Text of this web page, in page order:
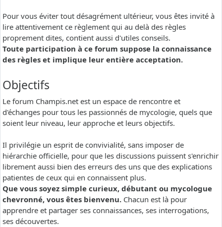
Pour vous éviter tout désagrément ultérieur, vous êtes invité à
lire attentivement ce règlement qui au delà des règles
proprement dites, contient aussi d'utiles conseils.
Toute participation à ce forum suppose la connaissance
des règles et implique leur entière acceptation.
Objectifs
Le forum Champis.net est un espace de rencontre et
d'échanges pour tous les passionnés de mycologie, quels que
soient leur niveau, leur approche et leurs objectifs.
Il privilégie un esprit de convivialité, sans imposer de
hiérarchie officielle, pour que les discussions puissent s'enrichir
librement aussi bien des erreurs des uns que des explications
patientes de ceux qui en connaissent plus.
Que vous soyez simple curieux, débutant ou mycologue
chevronné, vous êtes bienvenu. Chacun est là pour
apprendre et partager ses connaissances, ses interrogations,
ses découvertes.